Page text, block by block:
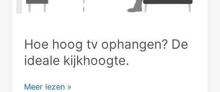
Hoe hoog tv ophangen? De
ideale kijkhoogte.
Hoe
Meer lezen »